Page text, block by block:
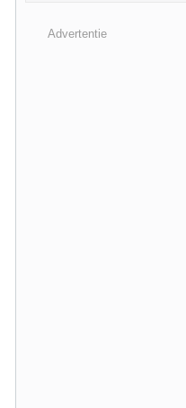
Advertentie